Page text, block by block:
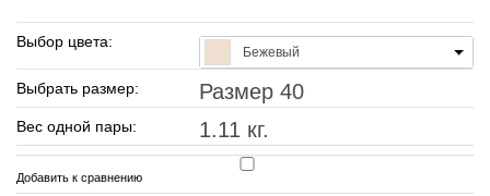
Выбор цвета:
Бежевый
Выбрать размер: Размер 40
Вес одной пары: 1.11 кг.
Добавить к сравнению